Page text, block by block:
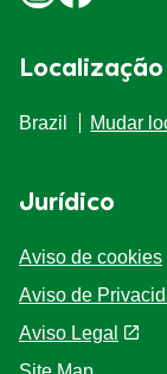
Jurídico
Aviso de cookies
Aviso de
Definições de
Aviso Legal
Localização
Brazil Mudar